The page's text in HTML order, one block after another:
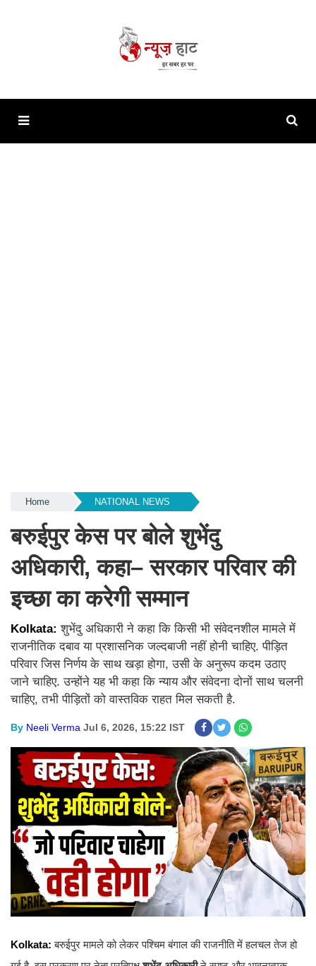
Home NATIONAL NEWS
बरुईपुर केस पर बोले शुभेंदु
अधिकारी, कहा– सरकार परिवार की
इच्छा का करेगी सम्मान
Kolkata:शुभेंदु अधिकारी ने कहा कि किसी भी संवेदनशील मामले में
राजनीतिक दबाव या प्रशासनिक जल्दबाजी नहीं होनी चाहिए. पीड़ित
परिवार जिस निर्णय के साथ खड़ा होगा, उसी के अनुरूप कदम उठाए
जाने चाहिए. उन्होंने यह भी कहा कि न्याय और संवेदना दोनों साथ चलनी
चाहिए, तभी पीड़ितों को वास्तविक राहत मिल सकती है.
By Neeli Verma Jul 6, 2026, 15:22 IST
Kolkata: बरुईपुर मामले को लेकर पश्चिम बंगाल की राजनीति में हलचल तेज हो